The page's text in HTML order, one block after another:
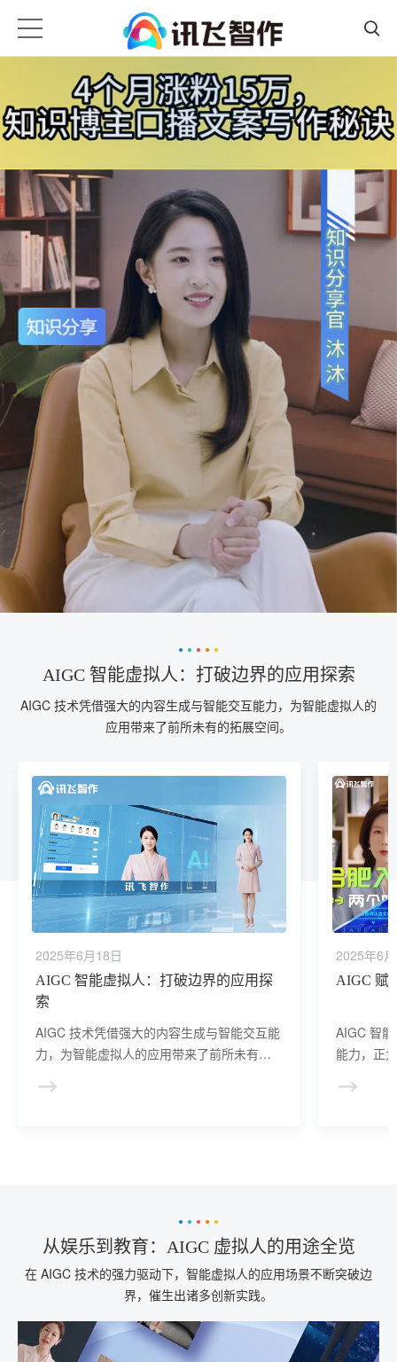
AIGC 智能虚拟人：打破边界的应用探索
AIGC 技术凭借强大的内容生成与智能交互能力，为智能虚拟人的
应用带来了前所未有的拓展空间。
2025年6月18日
AIGC 智能虚拟人：打破边界的应用探
索
AIGC 技术凭借强大的内容生成与智能交互能
力，为智能虚拟人的应用带来了前所未有的
2025年6
AIGC 赋
AIGC 智
能力，正
从娱乐到教育：AIGC 虚拟人的用途全览
在 AIGC 技术的强力驱动下，智能虚拟人的应用场景不断突破边
界，催生出诸多创新实践。